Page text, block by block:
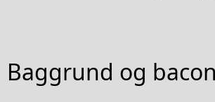
Baggrund og